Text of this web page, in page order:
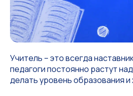
Учитель – это всегда
педагоги постоянно растут
делать уровень образования